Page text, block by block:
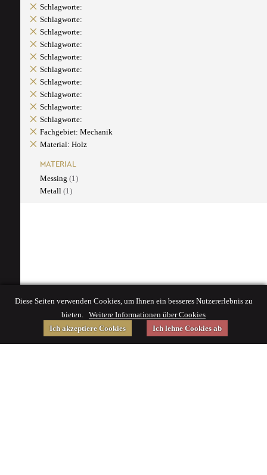
Schlagworte:
Schlagworte:
Schlagworte:
Schlagworte:
Schlagworte:
Schlagworte:
Schlagworte:
Schlagworte:
Schlagworte:
Schlagworte:
Fachgebiet: Mechanik
Material: Holz
MATERIAL
Messing (1)
Metall (1)
Diese Seiten verwenden Cookies, um Ihnen ein besseres Nutzererlebnis zu
bieten. Weitere Informationen über Cookies
Ich akzeptiere Cookies
Ich lehne Cookies ab